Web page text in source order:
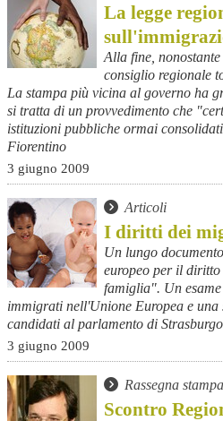
La legge
Alla fine,
consiglio regionale
La stampa più vicina al governo ha
si tratta di un provvedimento che
istituzioni pubbliche ormai
Fiorentino
3 giugno 2009
Articoli
I diritti dei
Un lungo
europeo per il
famiglia". Un
immigrati nell'Unione Europea e
candidati al parlamento di Strasburgo
3 giugno 2009
Rassegna stampa
Scontro